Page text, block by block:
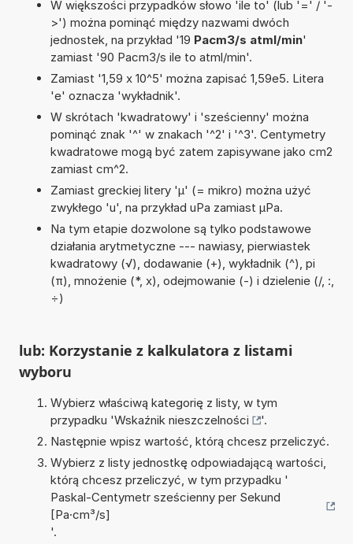
W większości przypadków słowo 'ile to' (lub '=' / '-
>') można pominąć między nazwami dwóch
jednostek, na przykład '19 Pacm3/s atml/min'
zamiast '90 Pacm3/s ile to atml/min'.
Zamiast '1,59 x 10^5' można zapisać 1,59e5. Litera
'e' oznacza 'wykładnik'.
W skrótach 'kwadratowy' i 'sześcienny' można
pominąć znak '^' w znakach '^2' i '^3'. Centymetry
kwadratowe mogą być zatem zapisywane jako cm2
zamiast cm^2.
Zamiast greckiej litery 'µ' (= mikro) można użyć
zwykłego 'u', na przykład uPa zamiast µPa.
Na tym etapie dozwolone są tylko podstawowe
działania arytmetyczne --- nawiasy, pierwiastek
kwadratowy (√), dodawanie (+), wykładnik (^), pi
(π), mnożenie (*, x), odejmowanie (-) i dzielenie (/, :,
÷)
lub: Korzystanie z kalkulatora z listami
wyboru
Wybierz właściwą kategorię z listy, w tym
przypadku 'Wskaźnik nieszczelności
'.
Następnie wpisz wartość, którą chcesz przeliczyć.
Wybierz z listy jednostkę odpowiadającą wartości,
którą chcesz przeliczyć, w tym przypadku '
Paskal-Centymetr sześcienny per Sekund
[Pa·cm³/s]
'.